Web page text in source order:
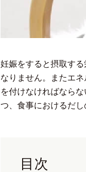
妊娠をすると摂取す
なりません。またエ
を付けなければなら
つ、食事におけるだし
目次